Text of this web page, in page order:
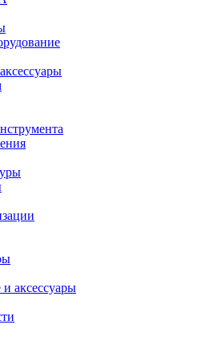
аксессуары